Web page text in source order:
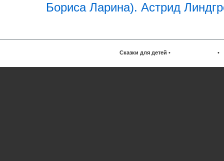
Бориса Ларина). Астрид
Сказки для детей • •